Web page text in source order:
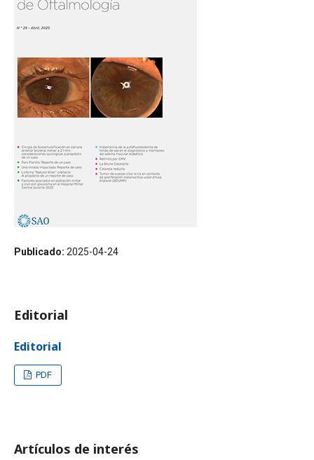
Publicado: 2025-04-24
Editorial
Editorial
PDF
Artículos de interés